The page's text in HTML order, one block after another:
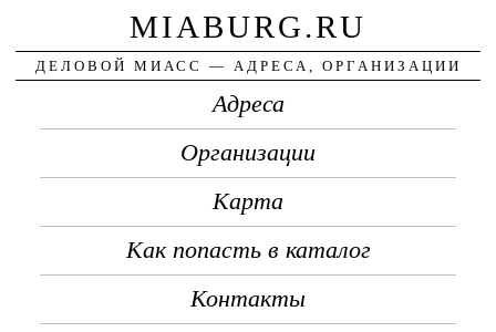
MIABURG.RU
ДЕЛОВОЙ МИАСС — АДРЕСА, ОРГАНИЗАЦИИ
Адреса
Организации
Карта
Как попасть в каталог
Контакты